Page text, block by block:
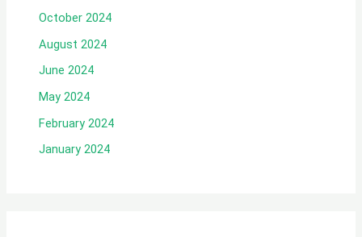
October 2024
August 2024
June 2024
May 2024
February 2024
January 2024